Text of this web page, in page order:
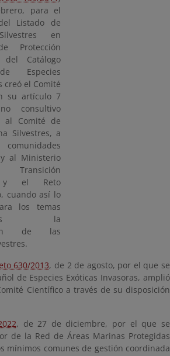
para el
Listado de
en
Protección
Catálogo
Especies
creó el Comité
su artículo 7
consultivo
al Comité de
Silvestres, a
al Ministerio
y el Reto
cuando así lo
los temas
la
de las
630/2013, de 2 de agosto, por el que se
de Especies Exóticas Invasoras, amplió
Científico a través de su disposición
, de 27 de diciembre, por el que se
de la Red de Áreas Marinas Protegidas
mínimos comunes de gestión coordinada